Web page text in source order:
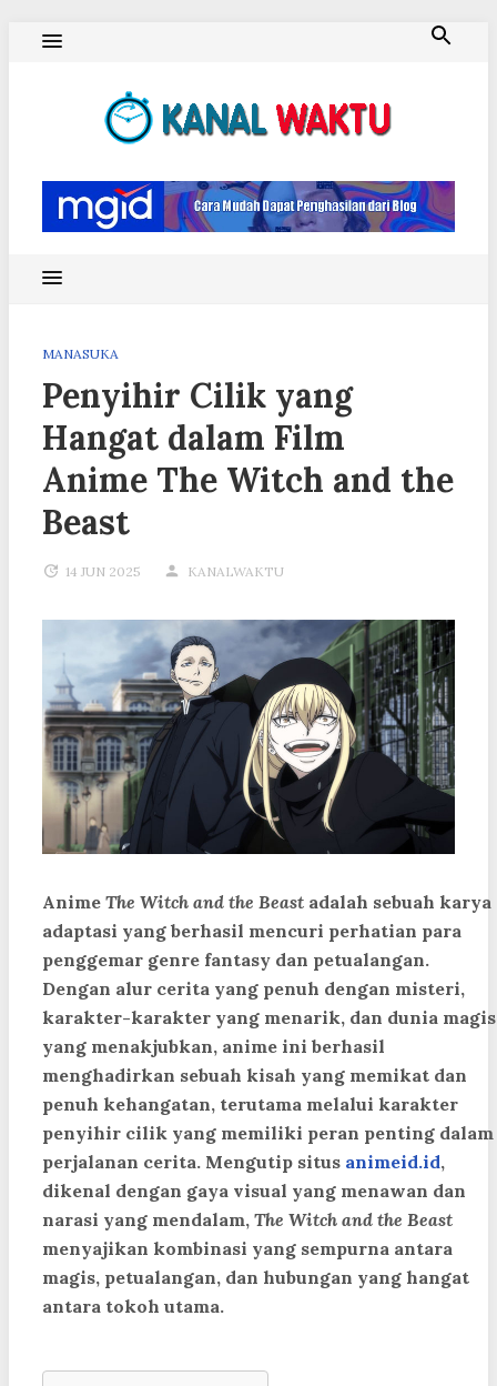
MANASUKA
Penyihir Cilik yang
Hangat dalam Film
Anime The Witch and the
Beast
14 JUN 2025 KANALWAKTU
Anime The Witch and the Beast adalah sebuah karya
adaptasi yang berhasil mencuri perhatian para
penggemar genre fantasy dan petualangan.
Dengan alur cerita yang penuh dengan misteri,
karakter-karakter yang menarik, dan dunia magis
yang menakjubkan, anime ini berhasil
menghadirkan sebuah kisah yang memikat dan
penuh kehangatan, terutama melalui karakter
penyihir cilik yang memiliki peran penting dalam
perjalanan cerita. Mengutip situs animeid.id,
dikenal dengan gaya visual yang menawan dan
narasi yang mendalam, The Witch and the Beast
menyajikan kombinasi yang sempurna antara
magis, petualangan, dan hubungan yang hangat
antara tokoh utama.